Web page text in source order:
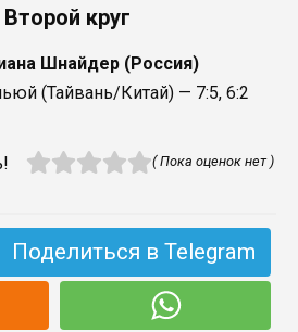
круг
Шнайдер (Россия)
(Тайвань/Китай) — 7:5, 6:2
( Пока оценок нет )
Поделиться в Telegram